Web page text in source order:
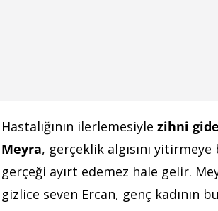
Hastalığının ilerlemesiyle zihni
Meyra, gerçeklik algısını
gerçeği ayırt edemez hale gelir.
gizlice seven Ercan, genç kadının